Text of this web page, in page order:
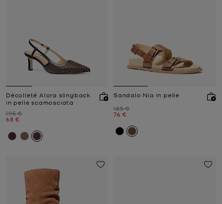
Décolleté Alora slingback
in pelle scamosciata
Prezzo iniziale
195 €
Prezzo attuale
68 €
Sandalo Nia in pelle
Prezzo iniziale
185 €
Prezzo attuale
76 €